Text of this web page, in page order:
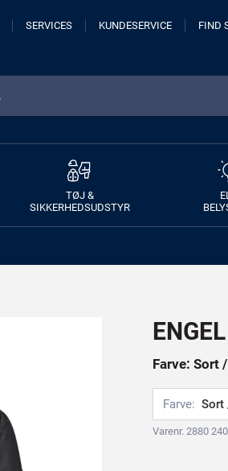
SERVICES KUNDESERVICE FIND
TØJ &
SIKKERHEDSUDSTYR
Farve: Sort
Farve: Sort
Varenr. 2880